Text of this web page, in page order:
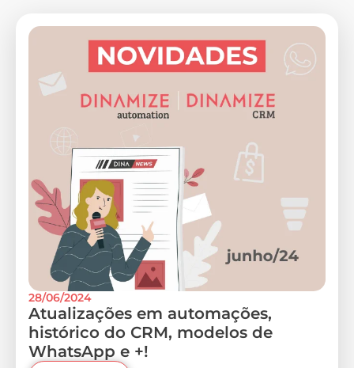
28/06/2024
Atualizações em automações,
histórico do CRM, modelos de
WhatsApp e +!